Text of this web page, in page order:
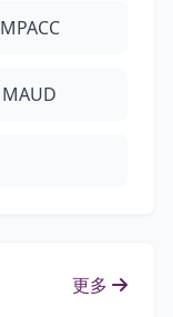
MPACC
MAUD
更多